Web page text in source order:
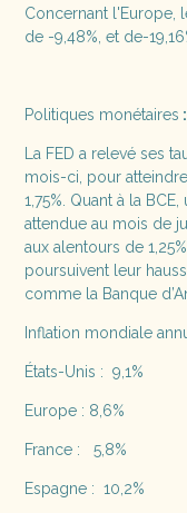
Concernant l'Europe,
de -9,48%, et de-
Politiques monétaires :
La FED a relevé ses
mois-ci, pour
1,75%. Quant à la
attendue au mois de
aux alentours de
poursuivent leur
comme la Banque
Inflation mondiale
États-Unis : 9,1%
Europe : 8,6%
France : 5,8%
Espagne : 10,2%